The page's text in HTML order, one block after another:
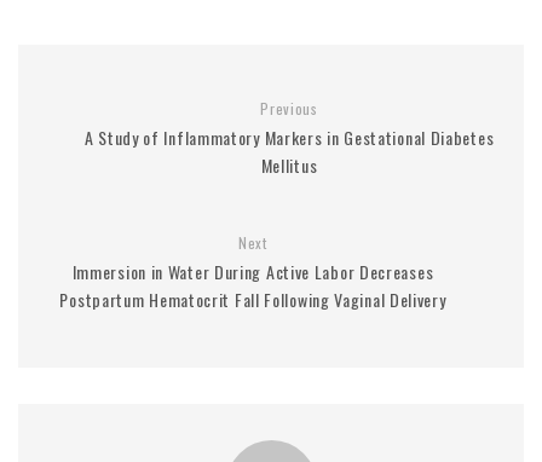
Previous
A Study of Inflammatory Markers in Gestational Diabetes
Mellitus
Next
Immersion in Water During Active Labor Decreases
Postpartum Hematocrit Fall Following Vaginal Delivery